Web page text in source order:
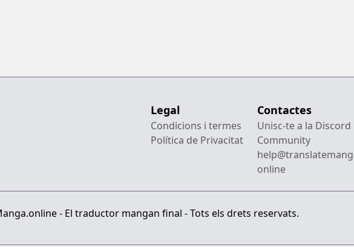
Legal
Condicions i termes
Política de Privacitat
Contactes
Unisc-te a la Discord
Community
online
- El traductor mangan final - Tots els drets reservats.